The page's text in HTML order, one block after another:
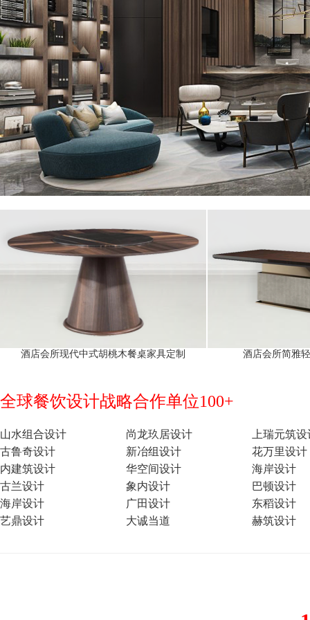
酒店会所现代中式胡桃木餐桌家具定制 酒店会所简雅
全球餐饮设计战略合作单位100+
山水组合设计 尚龙玖居设计
上瑞元筑
古鲁奇设计
新冶组设计
花万里设计
内建筑设计
华空间设计
海岸设计
古兰设计
象内设计
巴顿设计
海岸设计
广田设计
东稻设计
艺鼎设计
大诚当道 赫筑设计